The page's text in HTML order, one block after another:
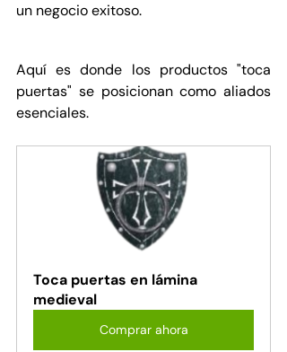
un negocio exitoso.
Aquí es donde los productos "toca
puertas" se posicionan como aliados
esenciales.
Toca puertas en lámina
medieval
Comprar ahora